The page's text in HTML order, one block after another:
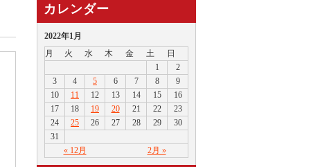
カレンダー
2022年1月
月
火 水 木 金 土 日
« 12月 2月 »
1
2
3
4 5 6 7 8
9
10
11 12 13 14 15
16
17
18 19 20 21 22
23
24
25 26 27 28 29
30
31